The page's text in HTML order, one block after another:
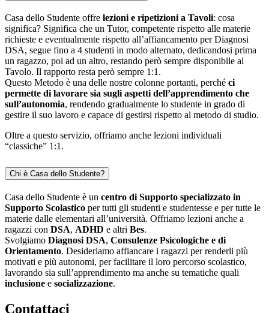
Casa dello Studente offre lezioni e ripetizioni a Tavoli: cosa
significa? Significa che un Tutor, competente rispetto alle materie
richieste e eventualmente rispetto all’affiancamento per Diagnosi
DSA, segue fino a 4 studenti in modo alternato, dedicandosi prima
un ragazzo, poi ad un altro, restando però sempre disponibile al
Tavolo. Il rapporto resta però sempre 1:1.
Questo Metodo è una delle nostre colonne portanti, perché ci
permette di lavorare sia sugli aspetti dell’apprendimento che
sull’autonomia, rendendo gradualmente lo studente in grado di
gestire il suo lavoro e capace di gestirsi rispetto al metodo di studio.
Oltre a questo servizio, offriamo anche lezioni individuali
“classiche” 1:1.
Chi è Casa dello Studente?
Casa dello Studente è un centro di Supporto specializzato in
Supporto Scolastico per tutti gli studenti e studentesse e per tutte le
materie dalle elementari all’università. Offriamo lezioni anche a
ragazzi con DSA, ADHD e altri Bes.
Svolgiamo Diagnosi DSA, Consulenze Psicologiche e di
Orientamento. Desideriamo affiancare i ragazzi per renderli più
motivati e più autonomi, per facilitare il loro percorso scolastico,
lavorando sia sull’apprendimento ma anche su tematiche quali
inclusione e socializzazione.
Contattaci